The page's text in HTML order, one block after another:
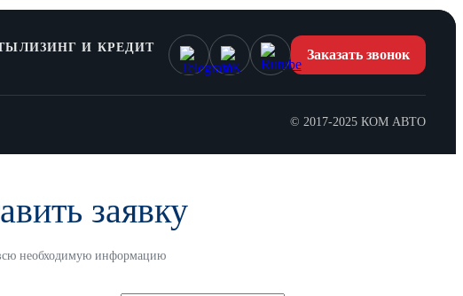
ЛИЗИНГ И КРЕДИТ
Заказать звонок
© 2017-2025 КОМ АВТО
заявку
необходимую информацию